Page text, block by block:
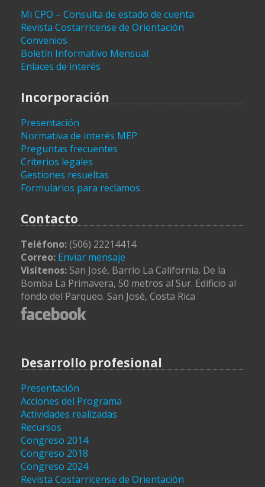
Mi CPO – Consulta de estado de cuenta
Revista Costarricense de Orientación
Convenios
Boletín Informativo Mensual
Enlaces de interés
Incorporación
Presentación
Normativa de interés MEP
Preguntas frecuentes
Criterios legales
Gestiones resueltas
Formularios para reclamos
Contacto
Teléfono:(506) 22214414
Correo: Enviar mensaje
Visítenos: San José, Barrio La California. De la
Bomba La Primavera, 50 metros al Sur. Edificio al
fondo del Parqueo. San José, Costa Rica
Desarrollo profesional
Presentación
Acciones del Programa
Actividades realizadas
Recursos
Congreso 2014
Congreso 2018
Congreso 2024
Revista Costarricense de Orientación